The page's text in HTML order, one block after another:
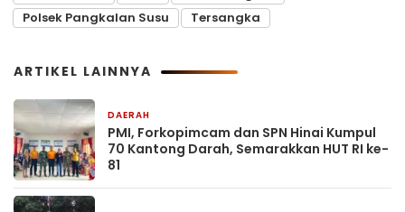
Polsek Pangkalan Susu
Tersangka
ARTIKEL LAINNYA
DAERAH
PMI, Forkopimcam dan SPN Hinai Kumpul
70 Kantong Darah, Semarakkan HUT RI ke-
81